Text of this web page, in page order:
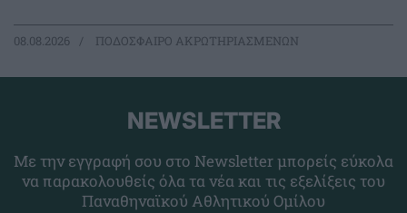
08.08.2026 ΠΟΔΟΣΦΑΙΡΟ ΑΚΡΩΤΗΡΙΑΣΜΕΝΩΝ
NEWSLETTER
Με την εγγραφή σου στο Newsletter μπορείς εύκολα
να παρακολουθείς όλα τα νέα και τις εξελίξεις του
Παναθηναϊκού Αθλητικού Ομίλου